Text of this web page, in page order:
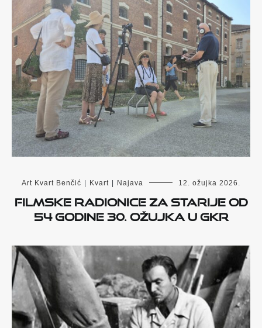
Art Kvart Benčić Kvart Najava 12. ožujka 2026.
Filmske radionice za starije od
54 godine 30. ožujka u GKR